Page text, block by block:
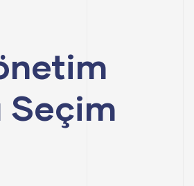
Seçim